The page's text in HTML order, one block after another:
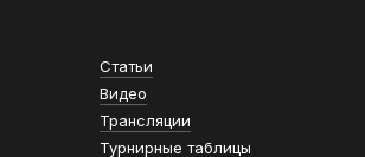
Статьи
Видео
Трансляции
Турнирные таблицы